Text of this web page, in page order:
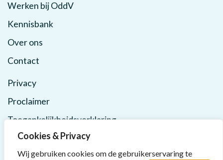
Cookies & Privacy
Wij gebruiken cookies om de gebruikerservaring te
Werken bij OddV
Kennisbank
Over ons
Contact
Privacy
Proclaimer
Toegankelijkheidsverklaring